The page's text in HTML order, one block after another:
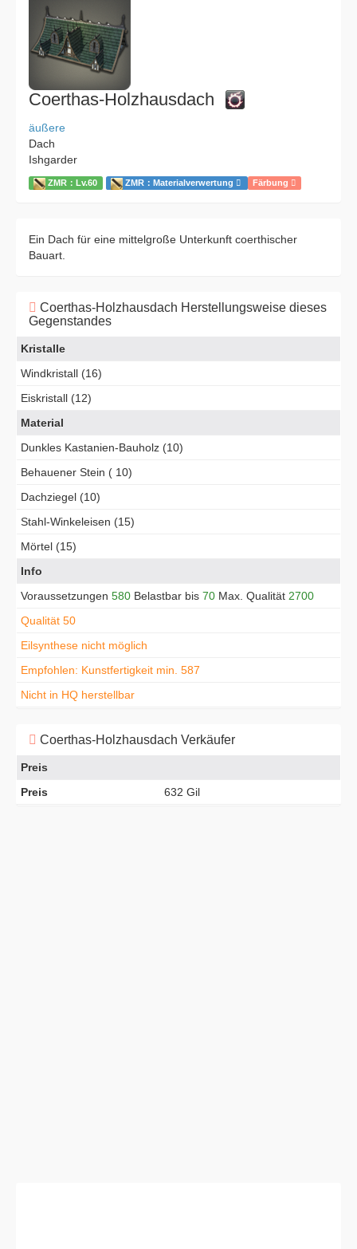
Coerthas-Holzhausdach
äußere
Dach
Ishgarder
ZMR：Lv.60 ZMR：Materialverwertung Färbung
Ein Dach für eine mittelgroße Unterkunft coerthischer
Bauart.
Coerthas-Holzhausdach Herstellungsweise dieses
Gegenstandes
Kristalle
Windkristall (16)
Eiskristall (12)
Material
Dunkles Kastanien-Bauholz (10)
Behauener Stein ( 10)
Dachziegel (10)
Stahl-Winkeleisen (15)
Mörtel (15)
Info
Voraussetzungen 580 Belastbar bis 70 Max. Qualität 2700
Qualität 50
Eilsynthese nicht möglich
Empfohlen: Kunstfertigkeit min. 587
Nicht in HQ herstellbar
Coerthas-Holzhausdach Verkäufer
Preis
Preis
632 Gil